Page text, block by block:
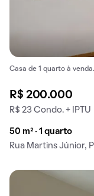
Casa de 1 quarto à venda.
R$ 200.000
R$ 23 Condo. + IPTU
50 m² · 1 quarto
Rua Martins Júnior,